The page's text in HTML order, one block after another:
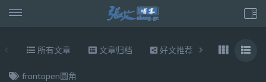
所有文章 文章归档 好文推荐 东拉西扯
frontopen圆角